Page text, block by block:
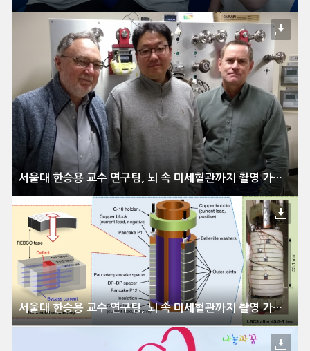
서울대 한승용 교수 연구팀, 뇌 속 미세혈관까지 촬영 가능한 MRI 자석 기술 개발
서울대 한승용 교수 연구팀, 뇌 속 미세혈관까지 촬영 가능한 MRI 자석 기술 개발